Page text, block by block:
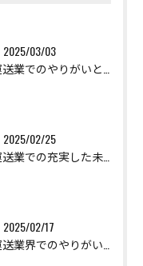
2025/03/03
2025/02/25
2025/02/17